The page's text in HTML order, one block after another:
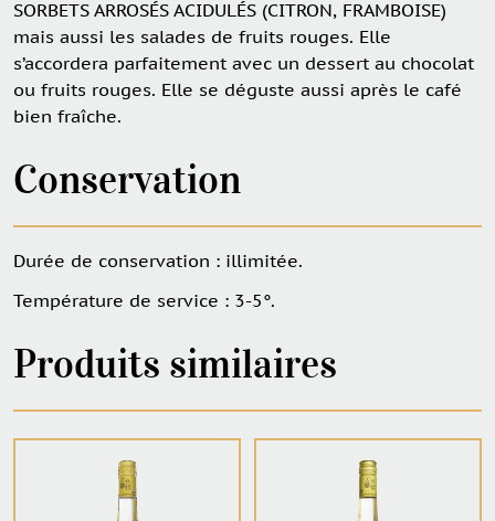
SORBETS ARROSÉS ACIDULÉS (CITRON, FRAMBOISE)
mais aussi les salades de fruits rouges. Elle
s’accordera parfaitement avec un dessert au chocolat
ou fruits rouges. Elle se déguste aussi après le café
bien fraîche.
Conservation
Durée de conservation : illimitée.
Température de service : 3-5°.
Produits similaires